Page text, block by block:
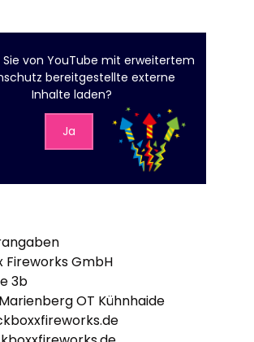
vonYouTube mit erweitertem
bereitgestellte externe
Inhalte laden?
Ja
Fireworks GmbH
3b
OT Kühnhaide